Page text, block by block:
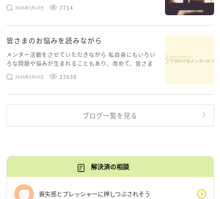
ースがありますお悩みというのは、心の深いところ（深
層心理）に触れることで、まったく違う角度から解決の
2026年1月14日 7714
皆さまのお悩みを読みながら
メンター活動をさせていただきながら 私自身にもいろい
ろな問題や悩みが生まれることもあり、改めて、皆さま
のお悩みを読みながら 「みんな、もがいてる。わたし
だけじゃないんだな」と、逆に励まされるような日々で
2025年5月20日 27638
ブログ一覧を見る
解決済の相談
喪失感とプレッシャーに押しつぶされそう